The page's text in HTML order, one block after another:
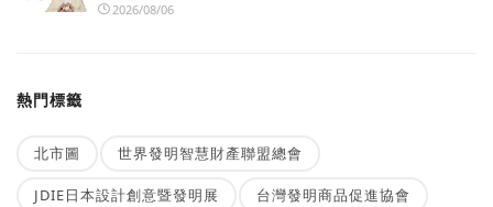
2026/08/06
熱門標籤
北市圖 世界發明智慧財產聯盟總會
JDIE日本設計創意暨發明展 台灣發明商品促進協會